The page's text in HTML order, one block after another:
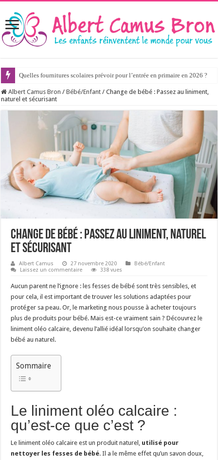
Quelles fournitures scolaires prévoir pour l’entrée en primaire en 2026 ?
Albert Camus Bron / Bébé/Enfant / Change de bébé : Passez au liniment,
naturel et sécurisant
Change de bébé : Passez au liniment, naturel
et sécurisant
Albert Camus 27 novembre 2020
Bébé/Enfant
Laissez un commentaire
338 vues
Aucun parent ne l’ignore : les fesses de bébé sont très sensibles, et
pour cela, il est important de trouver les solutions adaptées pour
protéger sa peau. Or, le marketing nous pousse à acheter toujours
plus de produits pour bébé. Mais est-ce vraiment sain ? Découvrez le
liniment oléo calcaire, devenu l’allié idéal lorsqu’on souhaite changer
bébé au naturel.
Sommaire
Le liniment oléo calcaire :
qu’est-ce que c’est ?
Le liniment oléo calcaire est un produit naturel, utilisé pour
nettoyer les fesses de bébé. Il a le même effet qu’un savon doux,